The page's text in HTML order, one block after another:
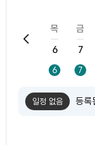
목
6
6
금
7
7
일정 없음 등록